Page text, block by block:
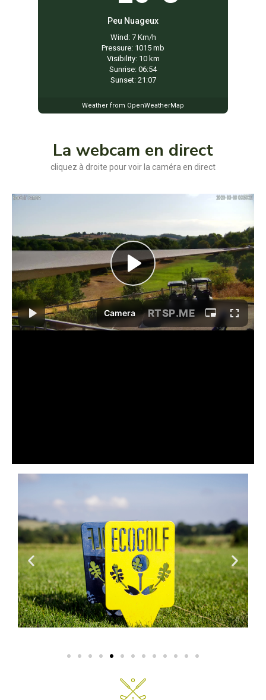
Peu Nuageux
Wind: 7 Km/h
Pressure: 1015 mb
Visibility: 10 km
Sunrise: 06:54
Sunset: 21:07
Weather from OpenWeatherMap
La webcam en direct
cliquez à droite pour voir la caméra en direct